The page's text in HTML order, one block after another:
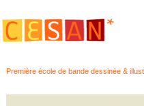
Première école de bande dessinée &
au